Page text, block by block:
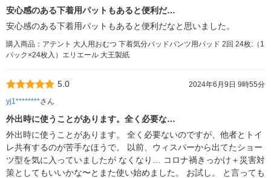
安心感のある下着用パットもあると便利だ…
安心感のある下着用パットもあると便利だなと思いました。
購入商品：アテント 大人用おむつ 下着気分パッドパンツ用パッド 2回 24枚:（1
パック×24枚入）エリエール 大王製紙
5.0
2024年6月9日 9時55分
yj1********さん
外出時に使うことがあります。全く必要な…
外出時に使うことがあります。 全く必要ないのですが、他者とトイ
レ共有するのが苦手なほうで。 以前、ウィスパーから出てたショー
ツ型を気に入っていましたが なくなり… コロナ禍きっかけ＋災害対
策としてもいいかな〜とまた使い始めました。 お試し。 と言っても